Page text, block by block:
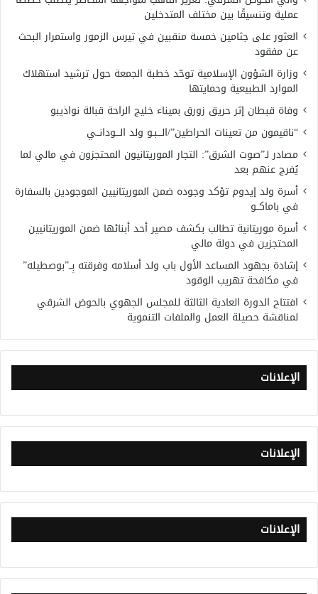
عملية وتنسيقًا بين مختلف المتدخلين
العثور على جثامين خمسة منقبين في تيرس الزمور واستمرار البحث
عن مفقود
وزارة الشؤون الإسلامية توحّد خطبة الجمعة حول ترشيد استهلاك
الموارد الطبيعية وحمايتها
وفاة قبطان إثر حريق زورق بميناء خليج الراحة قبالة نواذيبو
“ناقيمون من تعينات الحراطين”/الـــبـو ولد الـــودانــي
مصادر لـ”صوت الشرق”: التجار الموريتانيون المحتجزون في مالي لما
يُفرج عنهم بعد
أسرة ولد إيدوم تؤكد وجوده ضمن الموريتانيين الموجودين بالسفارة
في باماكــو
أسرة موريتانية تطالب بكشف مصير أحد أبنائها ضمن الموريتانيين
المحتجزين في دولة مالي
إشادة بجهود المساعد الأول باب ولد أسلامه وفرقته بِــ”بوصطيله”
في مكافحة تهريب الوقود
افتتاح الدورة العادية الثالثة للمجلس الجهوي بالحوض الشرقي
لمناقشة حصيلة العمل والملفات التنموية
الإعلانات
الإعلانات
الإعلانات